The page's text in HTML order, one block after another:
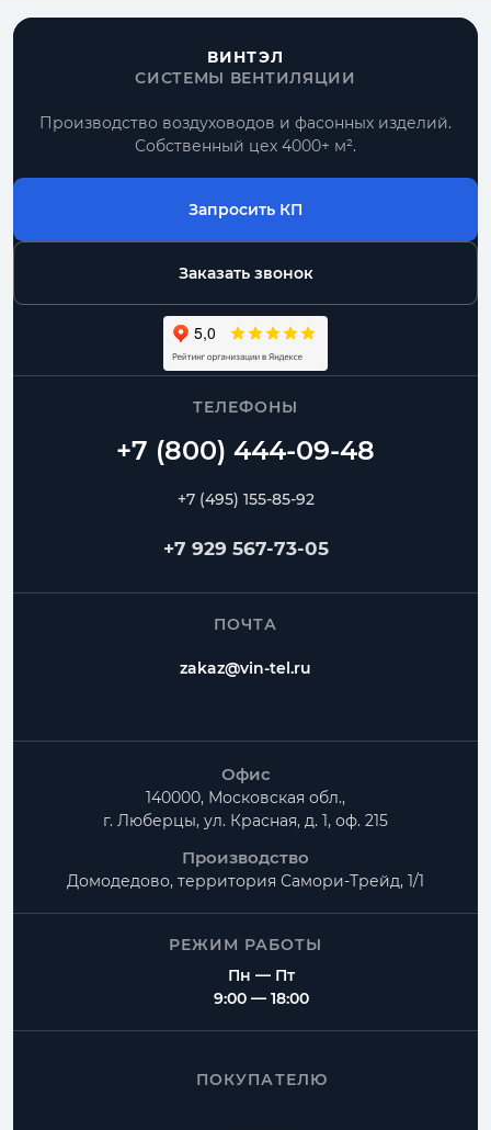
ВИНТЭЛ
СИСТЕМЫ ВЕНТИЛЯЦИИ
Производство воздуховодов и фасонных изделий.
Собственный цех 4000+ м².
Запросить КП
Заказать звонок
ТЕЛЕФОНЫ
+7 (495) 155-85-92
+7 929 567-73-05
ПОЧТА
zakaz@vin-tel.ru
Офис
140000, Московская обл.,
г. Люберцы, ул. Красная, д. 1, оф. 215
Производство
Домодедово, территория Самори-Трейд, 1/1
РЕЖИМ РАБОТЫ
Пн — Пт
9:00 — 18:00
ПОКУПАТЕЛЮ